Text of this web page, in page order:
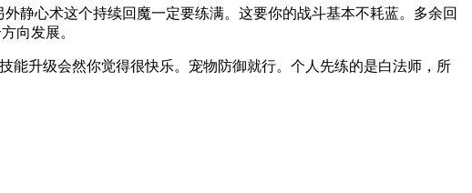
静心术这个持续回魔一定要练满。这要你的战斗基本不耗蓝。多余回
向发展。
能升级会然你觉得很快乐。宠物防御就行。个人先练的是白法师，所